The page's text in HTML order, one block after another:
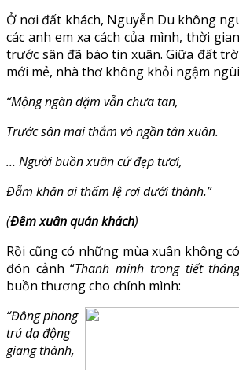
Ở nơi đất khách, Nguyễn Du không
các anh em xa cách của mình, thời
trước sân đã báo tin xuân. Giữa đất
mới mẻ, nhà thơ không khỏi ngậm
“Mộng ngàn dặm vẫn chưa tan,
Trước sân mai thắm vô ngần tân xuân.
… Người buồn xuân cứ đẹp tươi,
Đẫm khăn ai thấm lệ rơi dưới thành.”
(Đêm xuân quán khách)
Rồi cũng có những mùa xuân không
đón cảnh “Thanh minh trong tiết
buồn thương cho chính mình:
“Đông phong
trú dạ động
giang thành,